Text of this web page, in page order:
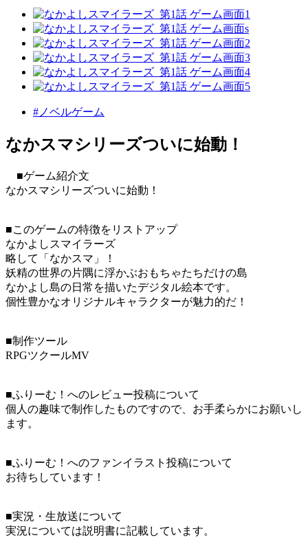
#ノベルゲーム
なかスマシリーズついに始動！
■ゲーム紹介文
なかスマシリーズついに始動！
■このゲームの特徴をリストアップ
なかよしスマイラーズ
略して「なかスマ」！
妖精の世界の片隅に浮かぶおもちゃたちだけの島
なかよし島の日常を描いたデジタル絵本です。
個性豊かなオリジナルキャラクターが魅力的だ！
■制作ツール
RPGツクールMV
■ふりーむ！へのレビュー投稿について
個人の趣味で制作したものですので、お手柔らかにお願いし
ます。
■ふりーむ！へのファンイラスト投稿について
お待ちしています！
■実況・生放送について
実況については説明書に記載しています。